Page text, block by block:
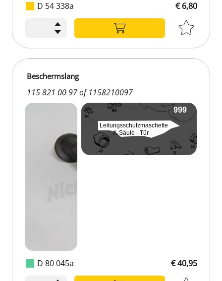
D 54 338a € 6,80
D 80 045a
Beschermslang
115 821 00 97 of 1158210097
€ 40,95